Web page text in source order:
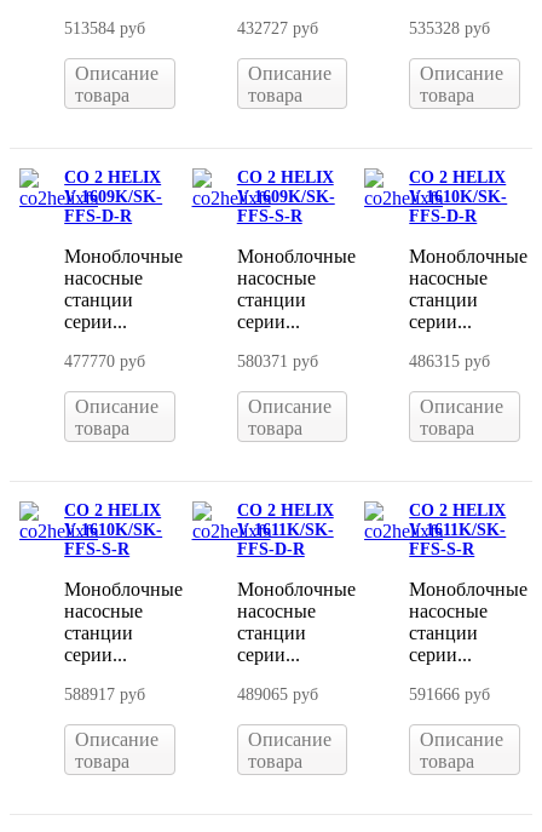
513584 руб
Описание
товара
432727 руб
Описание
товара
535328 руб
Описание
товара
CO 2 HELIX
V 1609K/SK-
FFS-D-R
Моноблочные
насосные
станции
серии...
477770 руб
Описание
товара
CO 2 HELIX
V 1609K/SK-
FFS-S-R
Моноблочные
насосные
станции
серии...
580371 руб
Описание
товара
CO 2 HELIX
V 1610K/SK-
FFS-D-R
Моноблочные
насосные
станции
серии...
486315 руб
Описание
товара
CO 2 HELIX
V 1610K/SK-
FFS-S-R
Моноблочные
насосные
станции
серии...
588917 руб
Описание
товара
CO 2 HELIX
V 1611K/SK-
FFS-D-R
Моноблочные
насосные
станции
серии...
489065 руб
Описание
товара
CO 2 HELIX
V 1611K/SK-
FFS-S-R
Моноблочные
насосные
станции
серии...
591666 руб
Описание
товара